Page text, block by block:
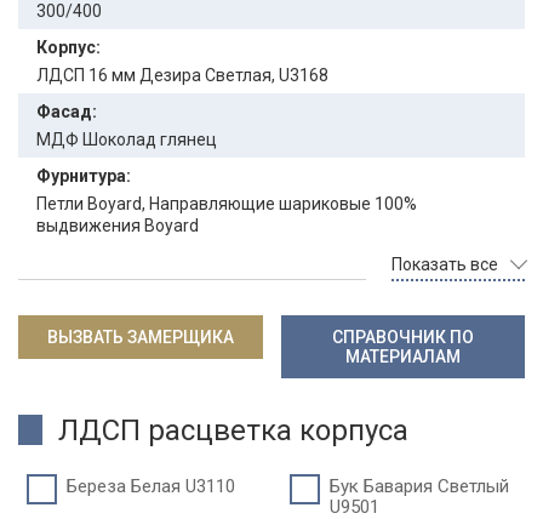
300/400
Корпус:
ЛДСП 16 мм Дезира Светлая, U3168
Фасад:
МДФ Шоколад глянец
Фурнитура:
Петли Boyard, Направляющие шариковые 100%
выдвижения Boyard
Показать все
ВЫЗВАТЬ ЗАМЕРЩИКА
СПРАВОЧНИК ПО
МАТЕРИАЛАМ
ЛДСП расцветка корпуса
Береза Белая U3110
Бук Бавария Светлый
U9501